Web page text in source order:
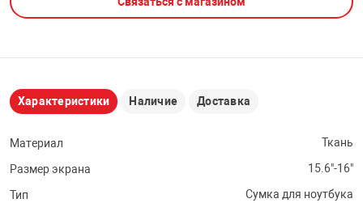
CARD RIDER
НАБОР ДЛЯ
Характеристики Наличие Доставка
Материал Ткань
Размер экрана 15.6"-16"
Тип Сумка для ноутбука